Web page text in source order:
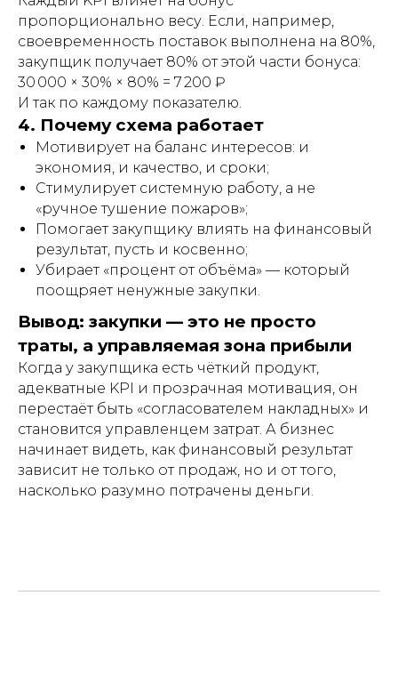
пропорционально весу. Если, например,
своевременность поставок выполнена на 80%,
закупщик получает 80% от этой части бонуса:
30 000 × 30% × 80% = 7 200 ₽
И так по каждому показателю.
4. Почему схема работает
Мотивирует на баланс интересов: и
экономия, и качество, и сроки;
Стимулирует системную работу, а не
«ручное тушение пожаров»;
Помогает закупщику влиять на финансовый
результат, пусть и косвенно;
Убирает «процент от объёма» — который
поощряет ненужные закупки.
Вывод: закупки — это не просто
траты, а управляемая зона прибыли
Когда у закупщика есть чёткий продукт,
адекватные KPI и прозрачная мотивация, он
перестаёт быть «согласователем накладных» и
становится управленцем затрат. А бизнес
начинает видеть, как финансовый результат
зависит не только от продаж, но и от того,
насколько разумно потрачены деньги.